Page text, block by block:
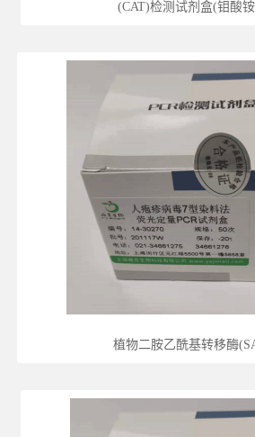
(CAT)检测试剂盒(钼酸
植物二胺乙酰基转移酶